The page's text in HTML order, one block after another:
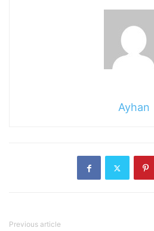
Ayhan
Previous article